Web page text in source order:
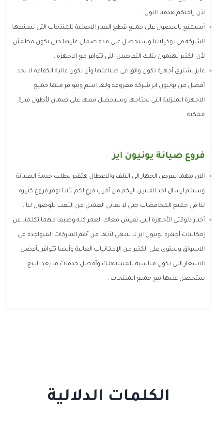
لأن راحتكم هدفنا الاول .
أستمتع بالحصول على جميع قطع الغيار الاصلية للمنتجات التى تصنعها
الشركة فى توكيلاتنا وستحصل على مدة ضمان عليها حتى تكون مطمئن
لأن الكثير يهتمون بتلك التفاصيل التى تتوافر مع الاجهزة .
عايز تشترى أجهزة تكون واثق فى صناعتها وأن تكون عالية الكفاءة لا تجد
أفضل من يونيون اير شركة معروفة ولها اسم ويتوافر منها جميع
الاجهزة المنزلية التى تحتاجها وستحصل معها على ضمان لأطول فترة
ممكنه .
فروع صيانة يونيون اير
الان مهما تعرض الجهاز الى التلف والاعطال هتقدر تطلب خدمة الصيانة
وسيتم ارسال احد الفنيين اليكم من أقرب فرع لكم لأننا نوفر فروع كثيرة
لنا فى جميع المحافظات حتى لا يعانى العميل من التعب للوصول لنا .
أختار دلوقتى الأجهزة التى تعيش معاك العمر كله وطبعا مهما تكلمنا عن
إمكانيات أجهزة يونيون اير لا تنتهى لأنها من أهم الماركات المتواجدة فى
الاسواق وتحتوى على الكثير من الإمكانيات العالية وأيضا تتوافر بأفضل
الاسعار التى تكون مناسبة للمستهلك وأفضل خدمات ما بعد البيع
ستحصل عليها مع جميع المنتجات .
الكلمات الدلالية